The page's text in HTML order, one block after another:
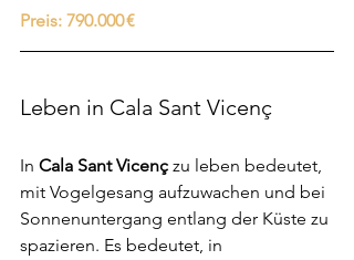
Preis: 790.000 €
Leben in Cala Sant Vicenç
In Cala Sant Vicenç zu leben bedeutet,
mit Vogelgesang aufzuwachen und bei
Sonnenuntergang entlang der Küste zu
spazieren. Es bedeutet, in